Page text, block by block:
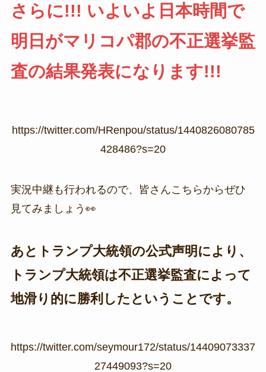
さらに!!! いよいよ日本時間で
明日がマリコパ郡の不正選挙監
査の結果発表になります!!!
https://twitter.com/HRenpou/status/1440826080785
428486?s=20
実況中継も行われるので、皆さんこちらからぜひ
見てみましょう👀
あとトランプ大統領の公式声明により、
トランプ大統領は不正選挙監査によって
地滑り的に勝利したということです。
https://twitter.com/seymour172/status/14409073337
27449093?s=20